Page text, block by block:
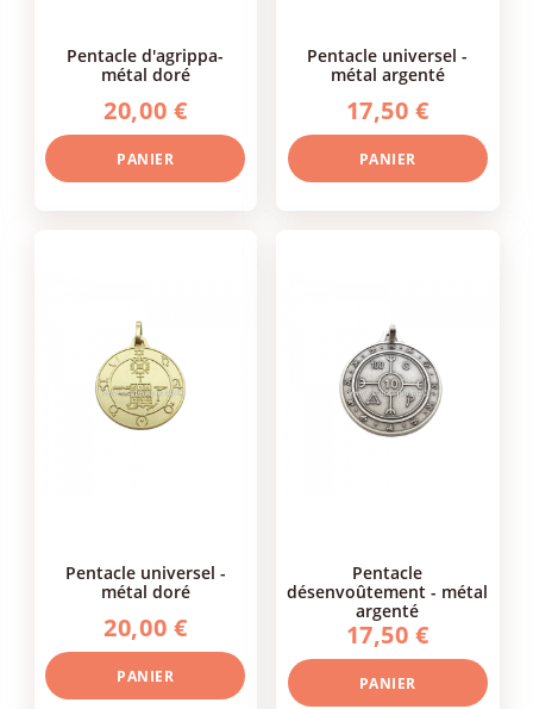
pentacle d'agrippa-
métal doré
20,00 €
PANIER
pentacle universel -
métal argenté
17,50 €
PANIER
pentacle universel -
métal doré
20,00 €
PANIER
pentacle
désenvoûtement - métal
argenté
17,50 €
PANIER